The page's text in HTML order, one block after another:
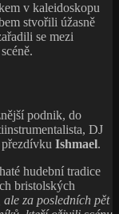
v kaleidoskopu
stvořili úžasně
se mezi
podnik, do
DJ
Ishmael.
hudební tradice
bristolských
za posledních pět